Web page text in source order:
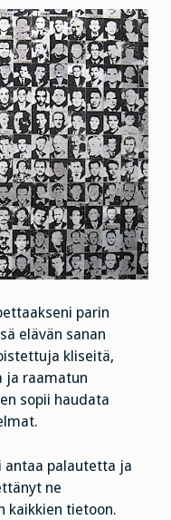
parin
elävän sanan
kliseitä,
ja raamatun
sopii haudata
antaa palautetta ja
ne
kaikkien tietoon.